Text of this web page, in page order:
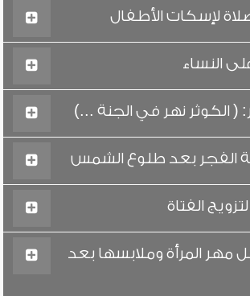
لإسكات الأطفال
النساء
( الكوثر نهر في الجنة ...)
الفجر بعد طلوع الشمس
الفتاة
مهر المرأة وملابسها بعد